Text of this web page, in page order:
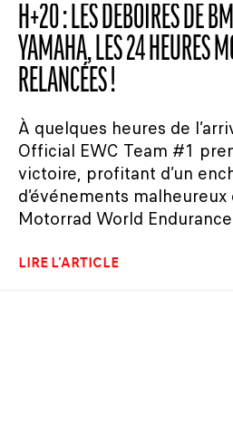
H+20 : LES DÉBOIRES DE
YAMAHA, LES 24 HEURES
RELANCÉES !
À quelques heures de
Official EWC Team #1
victoire, profitant d’un
d’événements
Motorrad World
LIRE L'ARTICLE